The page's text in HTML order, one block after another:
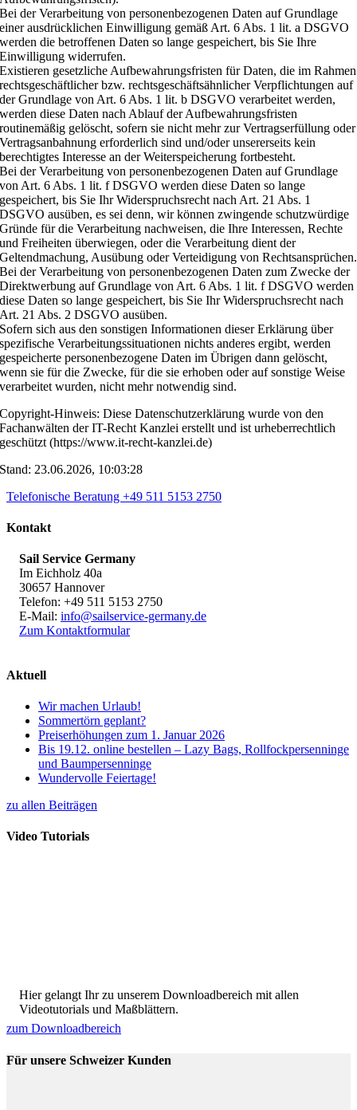
Bei der Verarbeitung von personenbezogenen Daten auf Grundlage
einer ausdrücklichen Einwilligung gemäß Art. 6 Abs. 1 lit. a DSGVO
werden die betroffenen Daten so lange gespeichert, bis Sie Ihre
Einwilligung widerrufen.
Existieren gesetzliche Aufbewahrungsfristen für Daten, die im Rahmen
rechtsgeschäftlicher bzw. rechtsgeschäftsähnlicher Verpflichtungen auf
der Grundlage von Art. 6 Abs. 1 lit. b DSGVO verarbeitet werden,
werden diese Daten nach Ablauf der Aufbewahrungsfristen
routinemäßig gelöscht, sofern sie nicht mehr zur Vertragserfüllung oder
Vertragsanbahnung erforderlich sind und/oder unsererseits kein
berechtigtes Interesse an der Weiterspeicherung fortbesteht.
Bei der Verarbeitung von personenbezogenen Daten auf Grundlage
von Art. 6 Abs. 1 lit. f DSGVO werden diese Daten so lange
gespeichert, bis Sie Ihr Widerspruchsrecht nach Art. 21 Abs. 1
DSGVO ausüben, es sei denn, wir können zwingende schutzwürdige
Gründe für die Verarbeitung nachweisen, die Ihre Interessen, Rechte
und Freiheiten überwiegen, oder die Verarbeitung dient der
Geltendmachung, Ausübung oder Verteidigung von Rechtsansprüchen.
Bei der Verarbeitung von personenbezogenen Daten zum Zwecke der
Direktwerbung auf Grundlage von Art. 6 Abs. 1 lit. f DSGVO werden
diese Daten so lange gespeichert, bis Sie Ihr Widerspruchsrecht nach
Art. 21 Abs. 2 DSGVO ausüben.
Sofern sich aus den sonstigen Informationen dieser Erklärung über
spezifische Verarbeitungssituationen nichts anderes ergibt, werden
gespeicherte personenbezogene Daten im Übrigen dann gelöscht,
wenn sie für die Zwecke, für die sie erhoben oder auf sonstige Weise
verarbeitet wurden, nicht mehr notwendig sind.
Copyright-Hinweis: Diese Datenschutzerklärung wurde von den
Fachanwälten der IT-Recht Kanzlei erstellt und ist urheberrechtlich
geschützt (https://www.it-recht-kanzlei.de)
Stand: 23.06.2026, 10:03:28
Telefonische Beratung +49 511 5153 2750
Kontakt
Sail Service Germany
Im Eichholz 40a
30657 Hannover
Telefon: +49 511 5153 2750
E-Mail: info@sailservice-germany.de
Zum Kontaktformular
Aktuell
Wir machen Urlaub!
Sommertörn geplant?
Preiserhöhungen zum 1. Januar 2026
Bis 19.12. online bestellen – Lazy Bags, Rollfockpersenninge
und Baumpersenninge
Wundervolle Feiertage!
zu allen Beiträgen
Video Tutorials
Hier gelangt Ihr zu unserem Downloadbereich mit allen
Videotutorials und Maßblättern.
zum Downloadbereich
Für unsere Schweizer Kunden